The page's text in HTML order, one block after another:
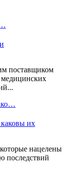
поставщиком
медицинских
нацелены
последствий